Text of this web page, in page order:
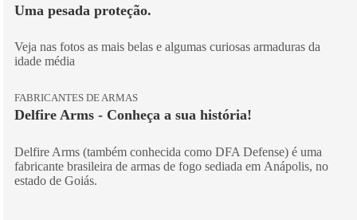
Uma pesada proteção.
Veja nas fotos as mais belas e algumas curiosas armaduras da
idade média
FABRICANTES DE ARMAS
Delfire Arms - Conheça a sua história!
Delfire Arms (também conhecida como DFA Defense) é uma
fabricante brasileira de armas de fogo sediada em Anápolis, no
estado de Goiás.